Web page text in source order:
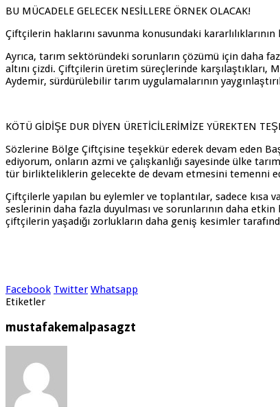
BU MÜCADELE GELECEK NESİLLERE ÖRNEK OLACAK!
Çiftçilerin haklarını savunma konusundaki
Ayrıca, tarım sektöründeki sorunların çözümü için daha
altını çizdi. Çiftçilerin üretim süreçlerinde karşılaştıkları,
Aydemir, sürdürülebilir tarım uygulamalarının
KÖTÜ GİDİŞE DUR DİYEN ÜRETİCİLERİMİZE YÜREKTEN
Sözlerine Bölge Çiftçisine teşekkür ederek devam eden
ediyorum, onların azmi ve çalışkanlığı sayesinde ülke
tür birlikteliklerin gelecekte de devam etmesini temenni
Çiftçilerle yapılan bu eylemler ve toplantılar, sadece
seslerinin daha fazla duyulması ve sorunlarının daha
çiftçilerin yaşadığı zorlukların daha geniş kesimler
Facebook Twitter Whatsapp
Etiketler
mustafakemalpasagzt